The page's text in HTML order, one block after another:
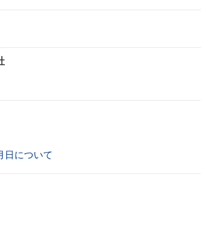
日について